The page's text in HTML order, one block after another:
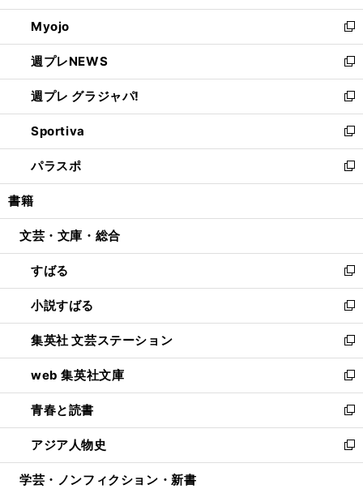
開
く
ウ
で
開
く
ン
ド
ウ
で
開
く
ウ
ィ
ン
ド
ウ
で
開
く
Myojo
新
し
い
ウ
ィ
ン
ド
ウ
で
開
週プレNEWS
新
し
い
ウ
ィ
ン
ド
ウ
開
週プレ グラジャパ!
新
し
い
ウ
ィ
ン
ウ
開
く
Sportiva
新
し
い
ウ
ン
ウ
で
開
く
パラスポ
新
し
ウ
ン
ド
ウ
で
開
く
書籍
文芸・文庫・総合
すばる
新
し
い
ウ
ィ
ン
ド
ウ
で
開
く
小説すばる
新
し
い
ウ
ィ
ン
ド
ウ
で
開
集英社 文芸ステーション
新
し
い
ウ
ィ
ン
ド
ウ
web 集英社文庫
新
し
い
ウ
ィ
ン
青春と読書
新
し
い
ウ
アジア人物史
新
し
学芸・ノンフィクション・新書